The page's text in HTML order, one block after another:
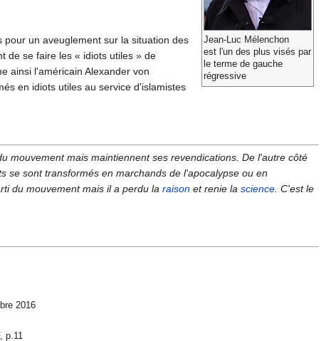
Jean-Luc Mélenchon
est l'un des plus visés par
le terme de gauche
régressive
un aveuglement sur la situation des
de se faire les « idiots utiles » de
ainsi l'américain Alexander von
en idiots utiles au service d'islamistes
mouvement mais maintiennent ses revendications. De l'autre côté
se sont transformés en marchands de l'apocalypse ou en
du mouvement mais il a perdu laraison et renie lascience . C'est le
2016
p.11